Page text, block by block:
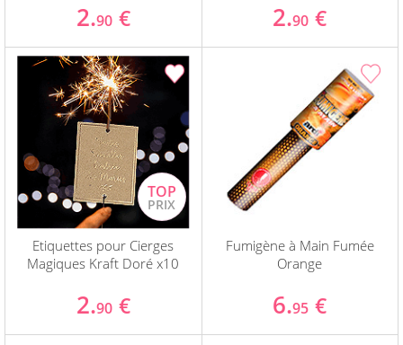
2.90 € 2.90 €
Etiquettes pour Cierges
Magiques Kraft Doré x10
2.90 €
Fumigène à Main Fumée
Orange
6.95 €